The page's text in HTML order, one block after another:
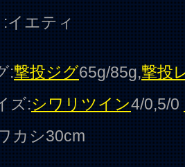
ティ
:撃投ジグ65g/85g,撃投
ズ:シワリツイン4/0,5/0
カシ30cm